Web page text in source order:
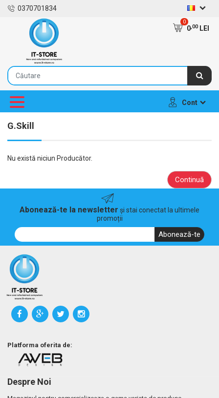
0370701834
0
0,00LEI
Cont
G.Skill
Nu există niciun Producător.
Continuă
Abonează-te la newsletter și stai conectat la ultimele
promoții
Abonează-te
Platforma oferita de:
Despre Noi